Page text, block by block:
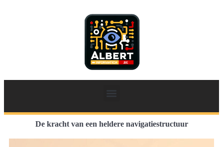
De kracht van een heldere navigatiestructuur